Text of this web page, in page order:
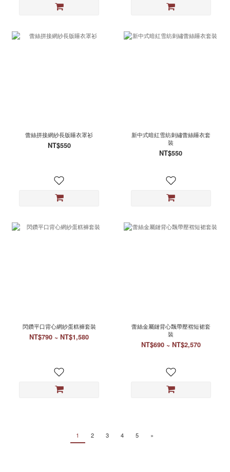
蕾絲拼接網紗長版睡衣罩衫
NT$550
新中式暗紅雪紡刺繡蕾絲睡衣套
裝
NT$550
閃鑽平口背心網紗蛋糕褲套裝
NT$790 ~ NT$1,580
蕾絲金屬鏈背心飄帶壓褶短裙套
裝
NT$690 ~ NT$2,570
1 2 3 4 5 »